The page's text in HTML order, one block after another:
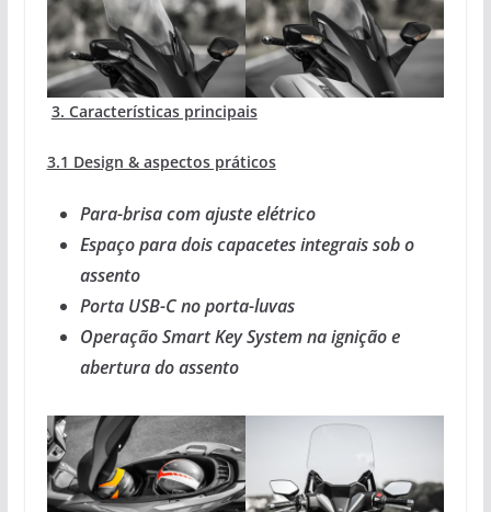
3. Características principais
3.1 Design & aspectos práticos
Para-brisa com ajuste elétrico
Espaço para dois capacetes integrais sob o
assento
Porta USB-C no porta-luvas
Operação Smart Key System na ignição e
abertura do assento